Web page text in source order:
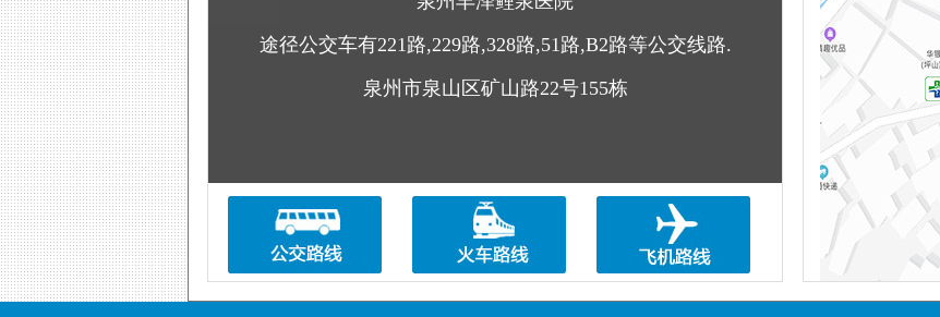
途径公交车有221路,229路,328路,51路,B2路等公交线路.
泉州市泉山区矿山路22号155栋